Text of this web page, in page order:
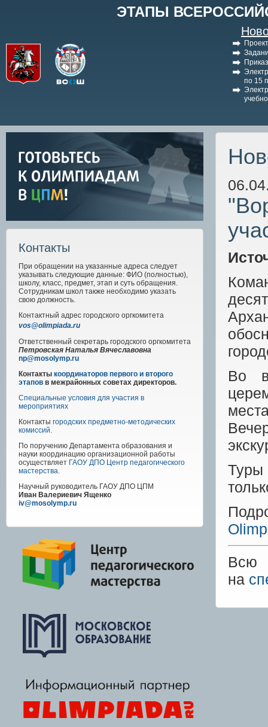
ЭТАПЫ
по 15
Контакты
При обращении на указанные адреса следует
указывать следующие данные: ФИО (полностью),
школу, класс, предмет, этап и суть обращения.
Сотрудникам школ также необходимо указать
свою должность.
Контактный адрес городского оргкомитета
vos@olimpiada.ru
Ответственный секретарь городского оргкомитета
Петровская Наталья Вячеславовна
np@mosolymp.ru
Контакты координаторов первого и второго
этапов в межрайонных советах директоров.
Специальные условия для участия в
мероприятиях
Контакты городских предметно-методических
комиссий.
По поручению Департамента образования и
науки координацию организационной работы
осуществляет ГАОУ ДПО Центр педагогического
мастерства.
Научный руководитель ГАОУ ДПО ЦПМ
Иван Валериевич Ященко
iv@mosolymp.ru
Во
Туры
Всю
на